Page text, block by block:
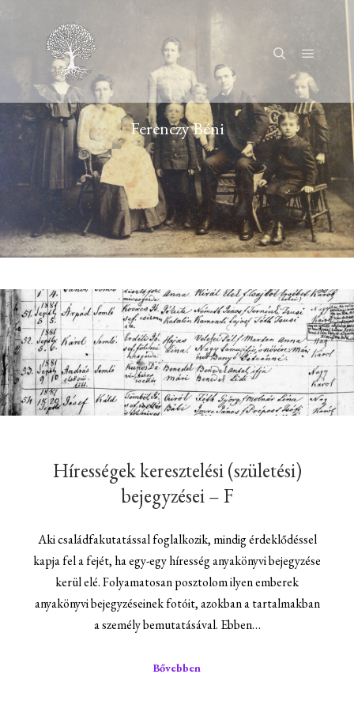
KeresésFőmenü
Ferenczy Béni
Hírességek keresztelési (születési)
bejegyzései – F
Aki családfakutatással foglalkozik, mindig érdeklődéssel
kapja fel a fejét, ha egy-egy híresség anyakönyvi bejegyzése
kerül elé. Folyamatosan posztolom ilyen emberek
anyakönyvi bejegyzéseinek fotóit, azokban a tartalmakban
a személy bemutatásával. Ebben…
Bővebben